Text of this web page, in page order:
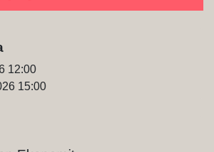
12:00
15:00